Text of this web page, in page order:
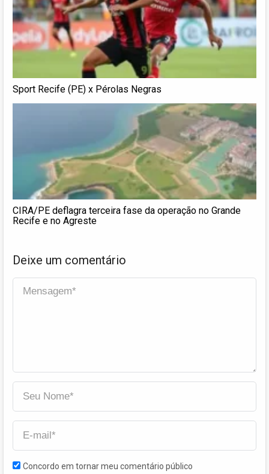
Sport Recife (PE) x Pérolas Negras
CIRA/PE deflagra terceira fase da operação no Grande
Recife e no Agreste
Deixe um comentário
Concordo em tornar meu comentário público